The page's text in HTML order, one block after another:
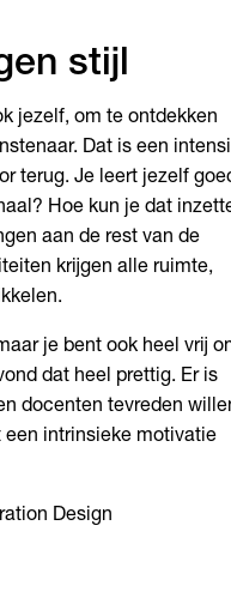
stijl
jezelf, om te ontdekken
Dat is een
terug. Je leert jezelf
Hoe kun je dat
aan de rest van de
krijgen alle ruimte,
je bent ook heel vrij
dat heel prettig. Er is
docenten tevreden
intrinsieke motivatie
Design